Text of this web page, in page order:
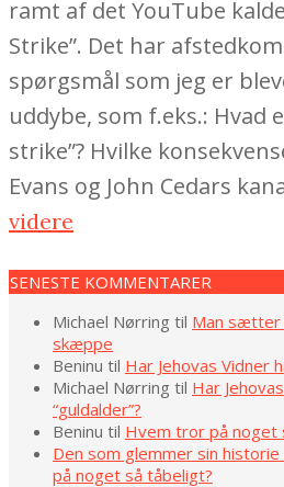
ramt af det YouTube
Strike”. Det har
spørgsmål som jeg er
uddybe, som f.eks.: Hvad
strike”? Hvilke
Evans og John Cedars
videre
SENESTE KOMMENTARER
Michael Nørring til Man sætter
skæppe
Beninu til Har Jehovas Vidner
Michael Nørring til Har
“guldalder”?
Beninu til Hvem tror på noget
Den som glemmer sin historie
på noget så tåbeligt?